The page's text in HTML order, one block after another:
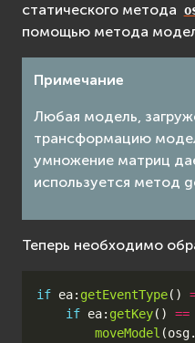
статического метода
помощью метода
Примечание
Любая модель,
трансформацию
умножение матриц
используется метод
Теперь необходимо
if ea: getEventType()
if ea: getKey() ==
moveModel (osg.